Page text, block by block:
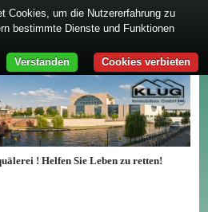
! Helfen Sie Leben zu retten!
Cookies, um die Nutzererfahrung zu
bestimmte Dienste und Funktionen
Cookies verbieten
Verstanden